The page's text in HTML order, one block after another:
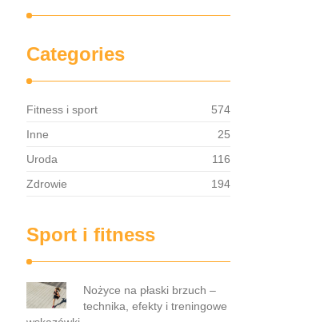
Categories
Fitness i sport
574
Inne
25
Uroda
116
Zdrowie
194
Sport i fitness
Nożyce na płaski brzuch –
technika, efekty i treningowe